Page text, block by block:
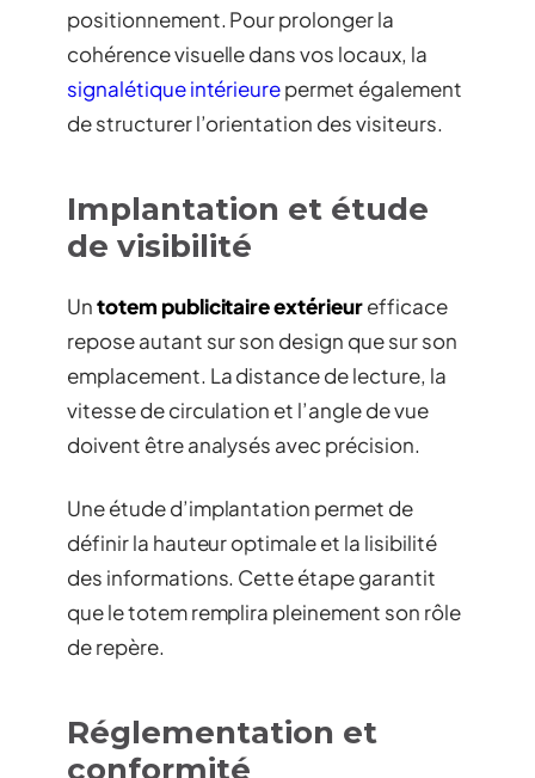
positionnement. Pour prolonger la
cohérence visuelle dans vos locaux, la
signalétique intérieurepermet également
de structurer l’orientation des visiteurs.
Implantation et étude
de visibilité
Untotem publicitaire extérieurefficace
repose autant sur son design que sur son
emplacement. La distance de lecture, la
vitesse de circulation et l’angle de vue
doivent être analysés avec précision.
Une étude d’implantation permet de
définir la hauteur optimale et la lisibilité
des informations. Cette étape garantit
que le totem remplira pleinement son rôle
de repère.
Réglementation et
conformité